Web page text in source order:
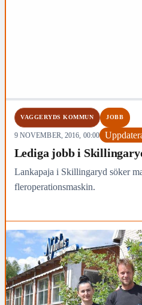
VAGGERYDS KOMMUN JOBB
9 NOVEMBER, 2016, 00:00
Lediga jobb i
Lankapaja i Skillingaryd söker
fleroperationsmaskin.